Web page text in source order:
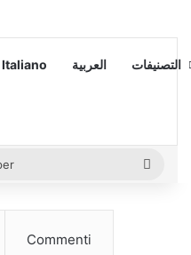
Italiano العربية التصنيفات
Commenti